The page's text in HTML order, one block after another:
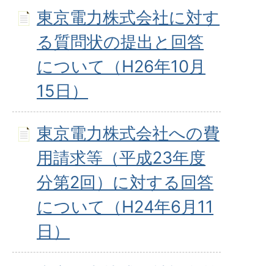
東京電力株式会社に対す
る質問状の提出と回答
について（H26年10月
15日）
東京電力株式会社への費
用請求等（平成23年度
分第2回）に対する回答
について（H24年6月11
日）